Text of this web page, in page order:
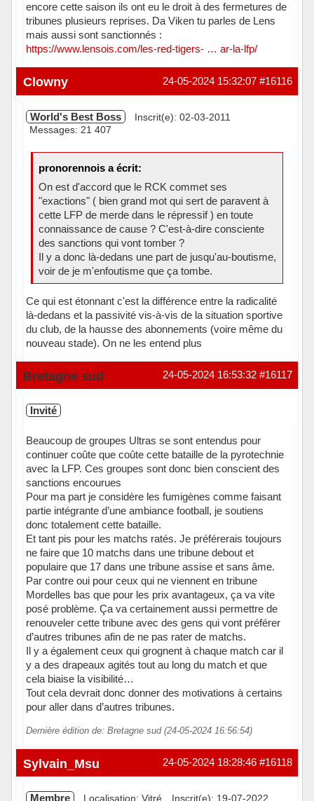
encore cette saison ils ont eu le droit à des fermetures de
tribunes plusieurs reprises. Da Viken tu parles de Lens
mais aussi sont sanctionnés :
https://www.lensois.com/les-red-tigers- … ar-la-lfp/
Hors ligne #16116
24-05-2024 15:32:07
Clowny
World's Best Boss
Inscrit(e): 02-03-2011
Messages: 21 407
pronorennois a écrit:
On est d'accord que le RCK commet ses
"exactions" ( bien grand mot qui sert de paravent à
cette LFP de merde dans le répressif ) en toute
connaissance de cause ? C'est-à-dire consciente
des sanctions qui vont tomber ?
Il y a donc là-dedans une part de jusqu'au-boutisme,
voir de je m'enfoutisme que ça tombe.
Ce qui est étonnant c'est la différence entre la radicalité
là-dedans et la passivité vis-à-vis de la situation sportive
du club, de la hausse des abonnements (voire même du
nouveau stade). On ne les entend plus
Hors ligne #16117
24-05-2024 16:53:32
Bretagne sud
Invité
Beaucoup de groupes Ultras se sont entendus pour
continuer coûte que coûte cette bataille de la pyrotechnie
avec la LFP. Ces groupes sont donc bien conscient des
sanctions encourues
Pour ma part je considère les fumigènes comme faisant
partie intégrante d’une ambiance football, je soutiens
donc totalement cette bataille.
Et tant pis pour les matchs ratés. Je préférerais toujours
ne faire que 10 matchs dans une tribune debout et
populaire que 17 dans une tribune assise et sans âme.
Par contre oui pour ceux qui ne viennent en tribune
Mordelles bas que pour les prix avantageux, ça va vite
posé problème. Ça va certainement aussi permettre de
renouveler cette tribune avec des gens qui vont préférer
d’autres tribunes afin de ne pas rater de matchs.
Il y a également ceux qui grognent à chaque match car il
y a des drapeaux agités tout au long du match et que
cela biaise la visibilité…
Tout cela devrait donc donner des motivations à certains
pour aller dans d’autres tribunes.
Dernière édition de: Bretagne sud (24-05-2024 16:56:54)
#16118
24-05-2024 18:28:46
Sylvain_Msu
Membre Localisation: Vitré Inscrit(e): 19-07-2022